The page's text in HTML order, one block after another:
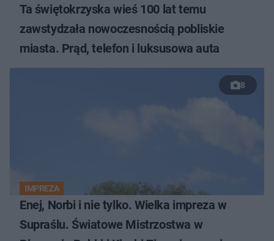
Ta świętokrzyska wieś 100 lat temu
zawstydzała nowoczesnością pobliskie
miasta. Prąd, telefon i luksusowa auta
8
IMPREZA
Enej, Norbi i nie tylko. Wielka impreza w
Supraślu. Światowe Mistrzostwa w